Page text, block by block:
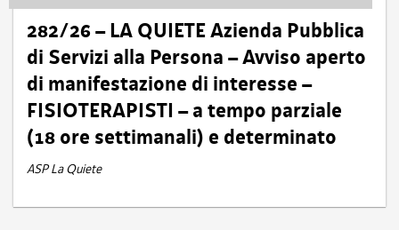
282/26 – LA QUIETE Azienda Pubblica
di Servizi alla Persona – Avviso aperto
di manifestazione di interesse –
FISIOTERAPISTI – a tempo parziale
(18 ore settimanali) e determinato
ASP La Quiete